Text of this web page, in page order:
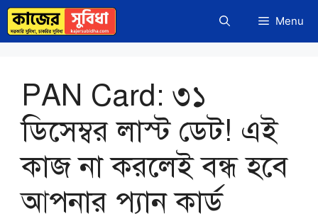
Skip
content
Menu
PAN Card: ৩১
ডিসেম্বর লাস্ট ডেট! এই
কাজ না করলেই বন্ধ হবে
আপনার প্যান কার্ড